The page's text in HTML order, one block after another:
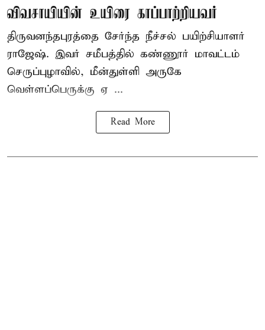
விவசாயியின் உயிரை காப்பாற்றியவர்
திருவனந்தபுரத்தை சேர்ந்த நீச்சல் பயிற்சியாளர்
ராஜேஷ். இவர் சமீபத்தில் கண்ணூர் மாவட்டம்
செருப்புழாவில், மீன்துள்ளி அருகே
வெள்ளப்பெருக்கு ஏ ...
Read More